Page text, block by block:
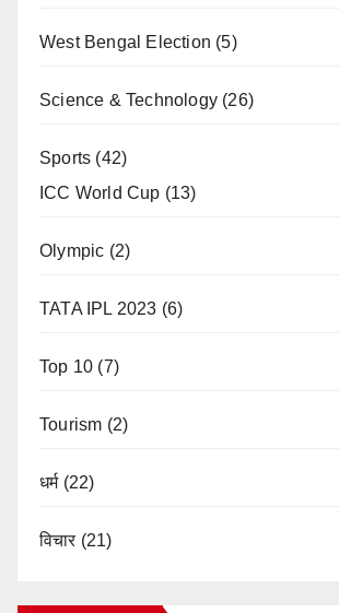
West Bengal Election (5)
Science & Technology (26)
Sports (42)
ICC World Cup (13)
Olympic (2)
TATA IPL 2023 (6)
Top 10 (7)
Tourism (2)
धर्म(22)
विचार (21)